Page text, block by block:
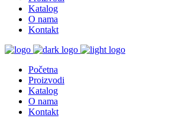
Katalog
O nama
Kontakt
Početna
Proizvodi
Katalog
O nama
Kontakt